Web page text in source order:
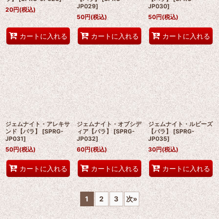
20円(税込)
カートに入れる
JP029]
50円(税込)
カートに入れる
JP030]
50円(税込)
カートに入れる
ジェムナイト・アレキサ
ンド【パラ】 [SPRG-
JP031]
50円(税込)
カートに入れる
ジェムナイト・オブシデ
ィア【パラ】 [SPRG-
JP032]
60円(税込)
カートに入れる
ジェムナイト・ルビーズ
【パラ】 [SPRG-
JP035]
30円(税込)
カートに入れる
1 2 3 次»